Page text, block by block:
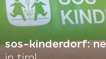
sos-kinderdorf: